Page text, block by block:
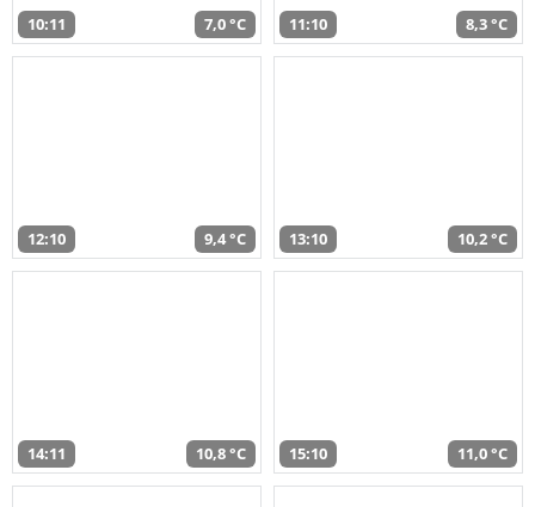
10:11 7,0 °C 11:10 8,3 °C
12:10 9,4 °C 13:10 10,2 °C
14:11 10,8 °C 15:10 11,0 °C